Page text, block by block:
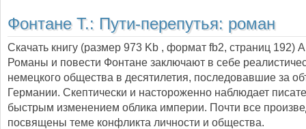
Фонтане Т.: Пути-перепутья: роман
Скачать книгу (размер 973 Kb , формат fb2, страниц 192)
Романы и повести Фонтане заключают в себе
немецкого общества в десятилетия, последовавшие за
Германии. Скептически и настороженно наблюдает
быстрым изменением облика империи. Почти все
посвящены теме конфликта личности и общества.